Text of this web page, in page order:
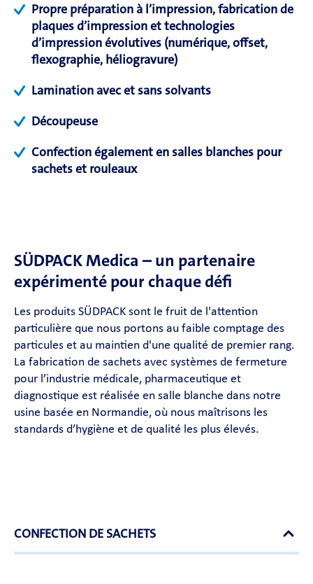
Propre préparation à l’impression, fabrication de
plaques d’impression et technologies
d’impression évolutives (numérique, offset,
flexographie, héliogravure)
Lamination avec et sans solvants
Découpeuse
Confection également en salles blanches pour
sachets et rouleaux
SÜDPACK Medica – un partenaire
expérimenté pour chaque défi
Les produits SÜDPACK sont le fruit de l'attention
particulière que nous portons au faible comptage des
particules et au maintien d'une qualité de premier rang.
La fabrication de sachets avec systèmes de fermeture
pour l’industrie médicale, pharmaceutique et
diagnostique est réalisée en salle blanche dans notre
usine basée en Normandie, où nous maîtrisons les
standards d’hygiène et de qualité les plus élevés.
CONFECTION DE SACHETS